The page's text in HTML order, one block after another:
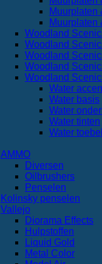
Muurplaten
Muurplaten
Woodland
Woodland
Woodland
Woodland
Woodland
Water
Water basis
Water
Water tinten
Water
AMMO
Diversen
Oilbrushers
Penselen
Kolinsky penselen
Vallejo
Diorama Effects
Hulpstoffen
Liquid Gold
Metal Color